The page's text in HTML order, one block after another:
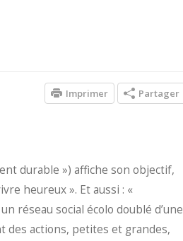
Partager
Imprimer
durable ») affiche son objectif,
heureux ». Et aussi : «
réseau social écolo doublé d’une
des actions, petites et grandes,